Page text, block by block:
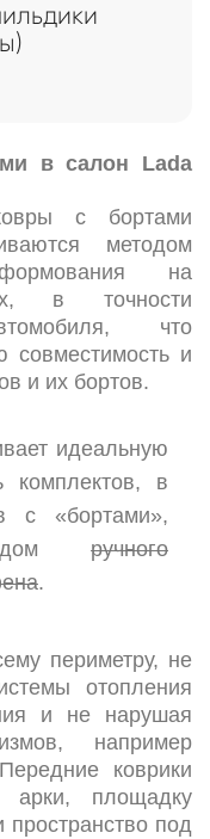
в салон Lada
с бортами
методом
на
в точности
что
совместимость и
и их бортов.
идеальную
комплектов, в
с «бортами»,
ручного
.
периметру, не
отопления
и не нарушая
например
коврики
арки, площадку
под